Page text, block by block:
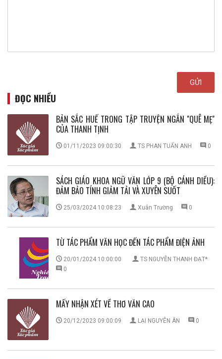
ĐỌC NHIỀU
BẢN SẮC HUẾ TRONG TẬP TRUYỆN NGẮN ''QUÊ MẸ''
CỦA THANH TỊNH
01/11/2023 09:00:30 TS PHAN TUẤN ANH 0
SÁCH GIÁO KHOA NGỮ VĂN LỚP 9 (BỘ CÁNH DIỀU):
ĐẢM BẢO TÍNH GIẢM TẢI VÀ XUYÊN SUỐT
25/03/2024 10:08:23 Xuân Trường 0
TỪ TÁC PHẨM VĂN HỌC ĐẾN TÁC PHẨM ĐIỆN ẢNH
20/01/2024 10:00:00
TS NGUYỄN THANH ĐẠT*
0
MẤY NHẬN XÉT VỀ THƠ VĂN CAO
20/12/2023 09:00:09 LẠI NGUYÊN ÂN 0